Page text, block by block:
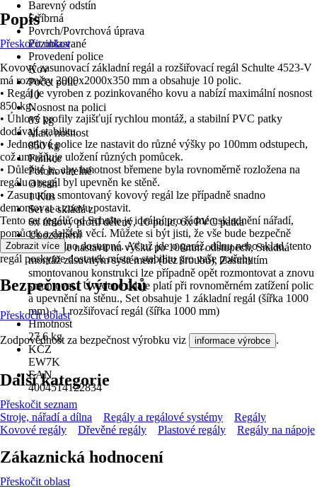
Barevný odstín
Stříbrná
Povrch/Povrchová úprava
Pozinkované
Provedení police
Kov
Počet polic
10
Nosnost na polici
85 kg
Max. nosnost
850 kg
Funkce
Polohovatelné
Obsah
1 Kus
Set se skládá z
6x úhlový profil dělený, 10 polic, 6x PVC patka
Upozornění
Police lze nastavit na výšku po 100mm odstupech, Snadná
montáž zásuvným systémem (bez šroubů), Zasunutím
smontovanou konstrukci lze případně opět rozmontovat a znovu
smontovat., Úvedené údaje platí při rovnoměrném zatížení polic
a upevnění na stěnu., Set obsahuje 1 základní regál (šířka 1000
mm) + 1 rozšiřovací regál (šířka 1000 mm)
Hmotnost
27,6 kg
KČZ
EW7K
EAN
4004514122834
Popis
Přeskočit oblast
Kovový zasunovací základní regál a rozšiřovací regál Schulte 4523-V
má rozměry 2000x2000x350 mm a obsahuje 10 polic.
• Regál je vyroben z pozinkovaného kovu a nabízí maximální nosnost
850 kg.
• Úhlové profily zajišťují rychlou montáž, a stabilní PVC patky
dodávají stabilitu.
• Jednotlivé police lze nastavit do různé výšky po 100mm odstupech,
což umožňuje uložení různých pomůcek.
• Důležité je, aby hmotnost břemene byla rovnoměrně rozložena na
regálu a regál byl upevněn ke stěně.
• Zasunutím smontovaný kovový regál lze případně snadno
demontovat a znovu postavit.
Tento set regálů od Schulte je ideální pro řádné uskladnění nářadí,
pomůcek a dalších věcí. Můžete si být jisti, že vše bude bezpečně
uloženo a snadno dostupné. Ať už jde o garáž, dílnu nebo sklad, tento
regál poskytne dostatek místa a stabilitu pro vaše potřeby
Zobrazit více
Bezpečnost výrobků
Přeskočit oblast
Zodpovědnost za bezpečnost výrobku viz informace výrobce .
Další kategorie
Přeskočit seznam
Stroje, nářadí a dílna
Regály a regálové systémy
Regály
Kovové regály
Dřevěné regály Plastové regály Regály na nápoje
Zákaznická hodnocení
Přeskočit oblast